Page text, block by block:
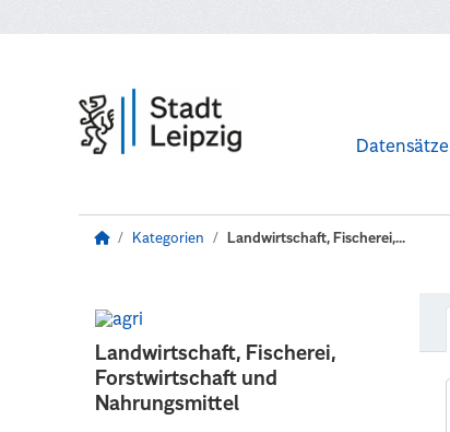
Datensätze
Kategorien Landwirtschaft, Fischerei,...
Landwirtschaft, Fischerei,
Forstwirtschaft und
Nahrungsmittel